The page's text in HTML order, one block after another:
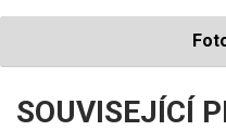
SOUVISEJÍCÍ